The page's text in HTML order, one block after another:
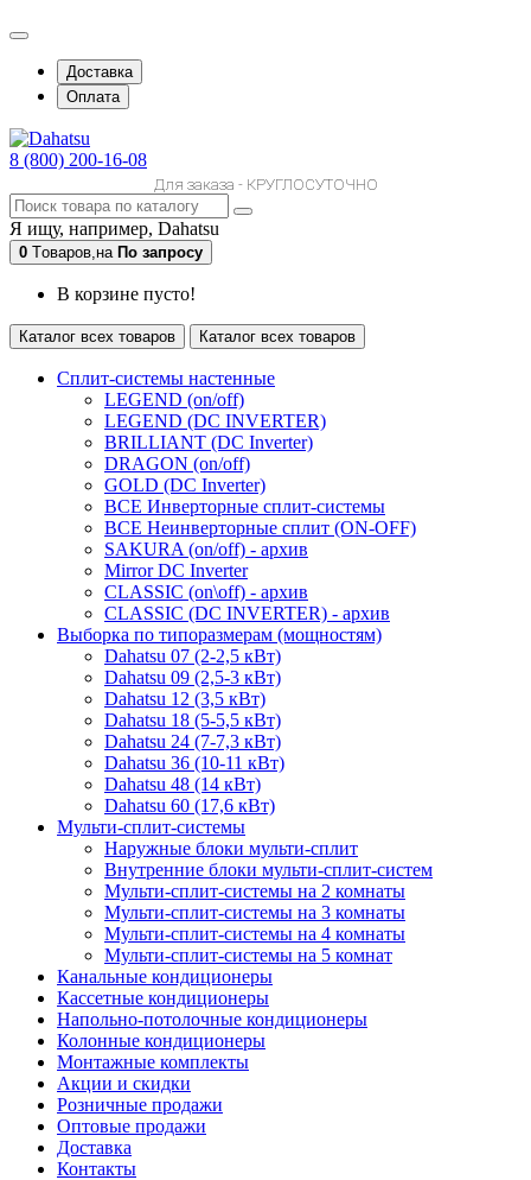
Доставка
Оплата
8 (800) 200-16-08
Для заказа - КРУГЛОСУТОЧНО
Я ищу, например, Dahatsu
0 Tоваров,на По запросу
В корзине пусто!
Каталог всех товаров Каталог всех товаров
Сплит-системы настенные
LEGEND (on/off)
LEGEND (DC INVERTER)
BRILLIANT (DC Inverter)
DRAGON (on/off)
GOLD (DC Inverter)
ВСЕ Инверторные сплит-системы
ВСЕ Неинверторные сплит (ON-OFF)
SAKURA (on/off) - архив
Mirror DC Inverter
CLASSIC (on\off) - архив
CLASSIC (DC INVERTER) - архив
Выборка по типоразмерам (мощностям)
Dahatsu 07 (2-2,5 кВт)
Dahatsu 09 (2,5-3 кВт)
Dahatsu 12 (3,5 кВт)
Dahatsu 18 (5-5,5 кВт)
Dahatsu 24 (7-7,3 кВт)
Dahatsu 36 (10-11 кВт)
Dahatsu 48 (14 кВт)
Dahatsu 60 (17,6 кВт)
Мульти-сплит-системы
Наружные блоки мульти-сплит
Внутренние блоки мульти-сплит-систем
Мульти-сплит-системы на 2 комнаты
Мульти-сплит-системы на 3 комнаты
Мульти-сплит-системы на 4 комнаты
Мульти-сплит-системы на 5 комнат
Канальные кондиционеры
Кассетные кондиционеры
Напольно-потолочные кондиционеры
Колонные кондиционеры
Монтажные комплекты
Акции и скидки
Розничные продажи
Оптовые продажи
Доставка
Контакты